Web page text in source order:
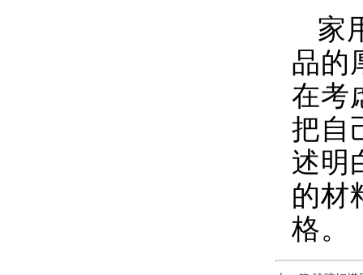
在
立方
量，
家
工艺
存在
池价